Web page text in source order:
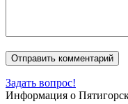
Задать вопрос!
Информация о